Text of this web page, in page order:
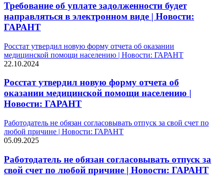
Требование об уплате задолженности будет
направляться в электронном виде | Новости:
ГАРАНТ
Росстат утвердил новую форму отчета об оказании
медицинской помощи населению | Новости: ГАРАНТ
22.10.2024
Росстат утвердил новую форму отчета об
оказании медицинской помощи населению |
Новости: ГАРАНТ
Работодатель не обязан согласовывать отпуск за свой счет по
любой причине | Новости: ГАРАНТ
05.09.2025
Работодатель не обязан согласовывать отпуск за
свой счет по любой причине | Новости: ГАРАНТ